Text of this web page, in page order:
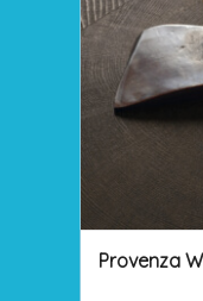
Provenza